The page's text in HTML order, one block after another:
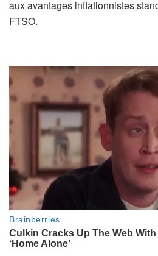
aux avantages inflationnistes
FTSO.